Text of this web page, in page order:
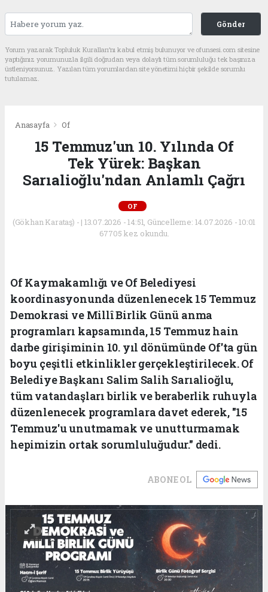
Gönder
Yorum yazarak Topluluk Kuralları’nı kabul etmiş bulunuyor ve ofunsesi.com sitesine
yaptığınız yorumunuzla ilgili doğrudan veya dolaylı tüm sorumluluğu tek başınıza
üstleniyorsunuz. Yazılan tüm yorumlardan site yönetimi hiçbir şekilde sorumlu
tutulamaz.
Anasayfa Of
15 Temmuz'un 10. Yılında Of
Tek Yürek: Başkan
Sarıalioğlu'ndan Anlamlı Çağrı
OF
(Gökhan Karataş) - | 13.07.2026 - 14:51, Güncelleme: 14.07.2026 - 10:01
67705 kez okundu.
Of Kaymakamlığı ve Of Belediyesi
koordinasyonunda düzenlenecek 15 Temmuz
Demokrasi ve Millî Birlik Günü anma
programları kapsamında, 15 Temmuz hain
darbe girişiminin 10. yıl dönümünde Of'ta gün
boyu çeşitli etkinlikler gerçekleştirilecek. Of
Belediye Başkanı Salim Salih Sarıalioğlu,
tüm vatandaşları birlik ve beraberlik ruhuyla
düzenlenecek programlara davet ederek, "15
Temmuz'u unutmamak ve unutturmamak
hepimizin ortak sorumluluğudur." dedi.
ABONE OL